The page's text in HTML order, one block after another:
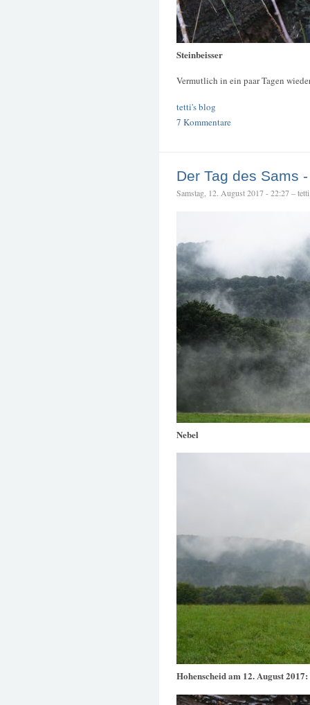
Steinbeisser
Vermutlich in ein paar Tagen
tetti's blog
7 Kommentare
Der Tag des Sams
Samstag, 12. August 2017 - 22:27 – tetti
Nebel
Hohenscheid am 12. August 2017: